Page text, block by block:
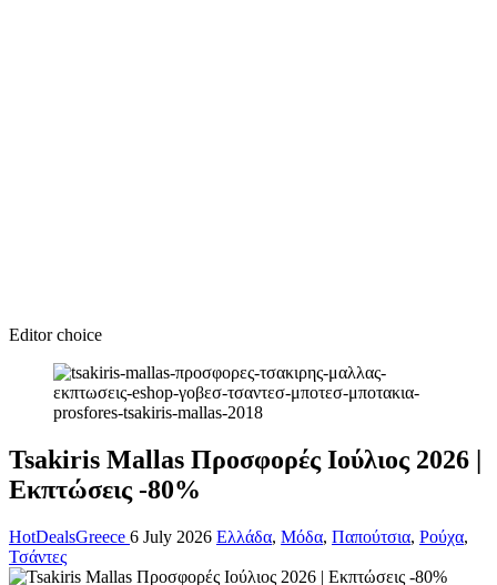
Editor choice
Tsakiris Mallas Προσφορές Ιούλιος 2026 |
Εκπτώσεις -80%
HotDealsGreece 6 July 2026 Ελλάδα, Μόδα, Παπούτσια, Ρούχα,
Τσάντες